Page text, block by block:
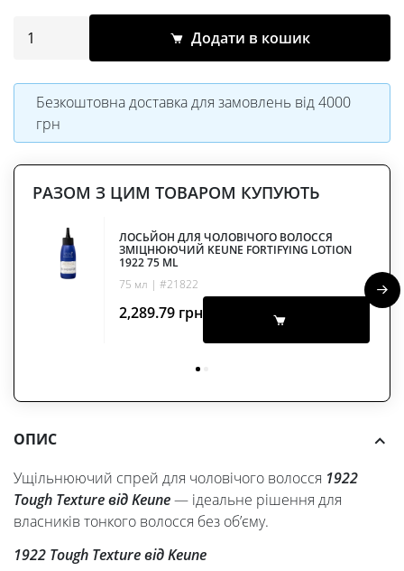
Додати в кошик
Безкоштовна доставка для замовлень від 4000
грн
РАЗОМ З ЦИМ ТОВАРОМ КУПУЮТЬ
ЛОСЬЙОН ДЛЯ ЧОЛОВІЧОГО ВОЛОССЯ
ЗМІЦНЮЮЧИЙ KEUNE FORTIFYING LOTION
1922 75 ML
75 мл | #21822
2,289.79 грн
ОПИС
Ущільнюючий спрей для чоловічого волосся 1922
Tough Texture від Keune— ідеальне рішення для
власників тонкого волосся без об’єму.
1922 Tough Texture відKeune